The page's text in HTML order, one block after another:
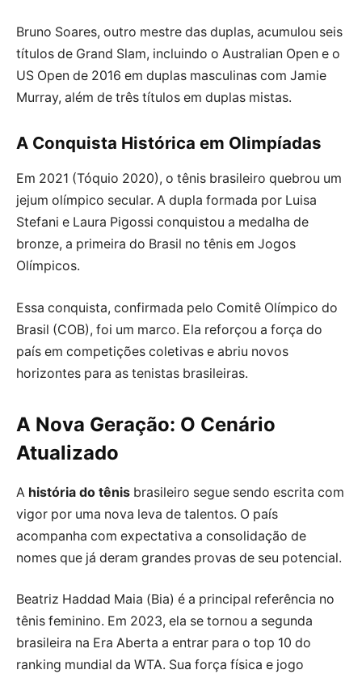
Bruno Soares, outro mestre das duplas, acumulou seis
títulos de Grand Slam, incluindo o Australian Open e o
US Open de 2016 em duplas masculinas com Jamie
Murray, além de três títulos em duplas mistas.
A Conquista Histórica em Olimpíadas
Em 2021 (Tóquio 2020), o tênis brasileiro quebrou um
jejum olímpico secular. A dupla formada por Luisa
Stefani e Laura Pigossi conquistou a medalha de
bronze, a primeira do Brasil no tênis em Jogos
Olímpicos.
Essa conquista, confirmada pelo Comitê Olímpico do
Brasil (COB), foi um marco. Ela reforçou a força do
país em competições coletivas e abriu novos
horizontes para as tenistas brasileiras.
A Nova Geração: O Cenário
Atualizado
A história do tênis brasileiro segue sendo escrita com
vigor por uma nova leva de talentos. O país
acompanha com expectativa a consolidação de
nomes que já deram grandes provas de seu potencial.
Beatriz Haddad Maia (Bia) é a principal referência no
tênis feminino. Em 2023, ela se tornou a segunda
brasileira na Era Aberta a entrar para o top 10 do
ranking mundial da WTA. Sua força física e jogo